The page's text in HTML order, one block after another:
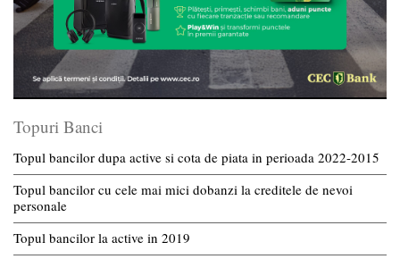
Topuri Banci
Topul bancilor dupa active si cota de piata in perioada 2022-2015
Topul bancilor cu cele mai mici dobanzi la creditele de nevoi
personale
Topul bancilor la active in 2019